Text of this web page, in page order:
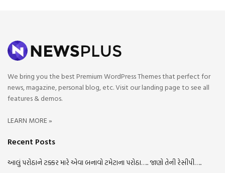
We bring you the best Premium WordPress Themes that perfect for
news, magazine, personal blog, etc. Visit our landing page to see all
features & demos.
LEARN MORE »
Recent Posts
આલું પરોઠાને ટક્કર મારે એવા બનાવો ટમેટાના પરોઠા….. જાણો તેની રેસીપી…..